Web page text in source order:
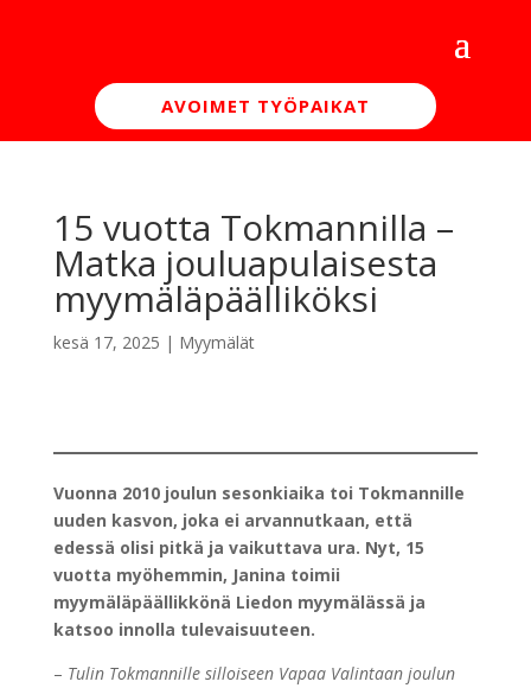
AVOIMET TYÖPAIKAT
15 vuotta Tokmannilla –
Matka jouluapulaisesta
myymäläpäälliköksi
kesä 17, 2025 | Myymälät
Vuonna 2010 joulun sesonkiaika toi Tokmannille
uuden kasvon, joka ei arvannutkaan, että
edessä olisi pitkä ja vaikuttava ura. Nyt, 15
vuotta myöhemmin, Janina toimii
myymäläpäällikkönä Liedon myymälässä ja
katsoo innolla tulevaisuuteen.
– Tulin Tokmannille silloiseen Vapaa Valintaan joulun